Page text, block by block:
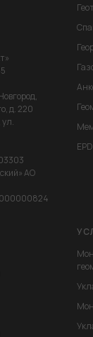
д. 220
АО